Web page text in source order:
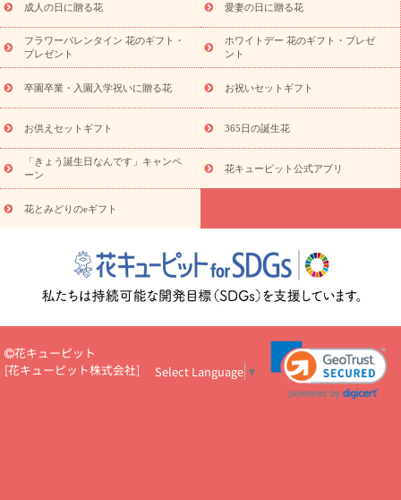
蘭・花鉢
ミディ胡蝶蘭・お祝い ミディ胡蝶蘭・お供え
の青色胡蝶蘭
観葉植物 観葉植物 産直多肉植物
プリザーブ
ドフラワー
お祝い お供え・お悔やみ 花とセットギフト
ミオーダー
プチギフト（hanamore -ハナモア-）
花とみどりの
eギフト
花キューピットのeGfit カラー ピンク
レンジ
レッド お花の種類 バラ ユリ トルコキキョウ
予
算から探す
お祝い お祝い・3000円～ お祝い・
お祝い・5000円～ お祝い・7000円～ お祝い・10000円～
お供え・お悔やみ
お供え・お悔やみ・3000円～
お供え・お
悔やみ・5000円～ お供え・お悔やみ・7000円～
お供え・お悔
やみ・10000円～
365日の誕生花カレンダー
開店・開業祝
お祝いを贈るときのマナー・
花キューピットのお祝いコラム一覧
誕生日のお花を「色
彩心理学」で選ぶ方法
結婚祝いの予算相場
出産祝いお役立ち情
転職祝いのマナー基礎知識
ペットのお祝いワンポイントアド
バイス
スタンド花（フラスタ）のマナー
お見舞いのマナーとル
お祝い花のマナー総まとめ
場上司や先輩へ贈るお祝い花の正解は？
開店祝いの花 選び方ガイ
ド（早見表あり）
花キューピットのお供え・
成人の日に贈る花 愛妻の日に贈る花
フラワーバレンタイン 花のギフト・
プレゼント
ホワイトデー 花のギフト・プレゼ
ント
卒園卒業・入園入学祝いに贈る花 お祝いセットギフト
お供えセットギフト 365日の誕生花
「きょう誕生日なんです」キャンペ
ーン
花キューピット公式アプリ
花とみどりのeギフト
花キューピット
[花キューピット株式会社] Select Language ▼